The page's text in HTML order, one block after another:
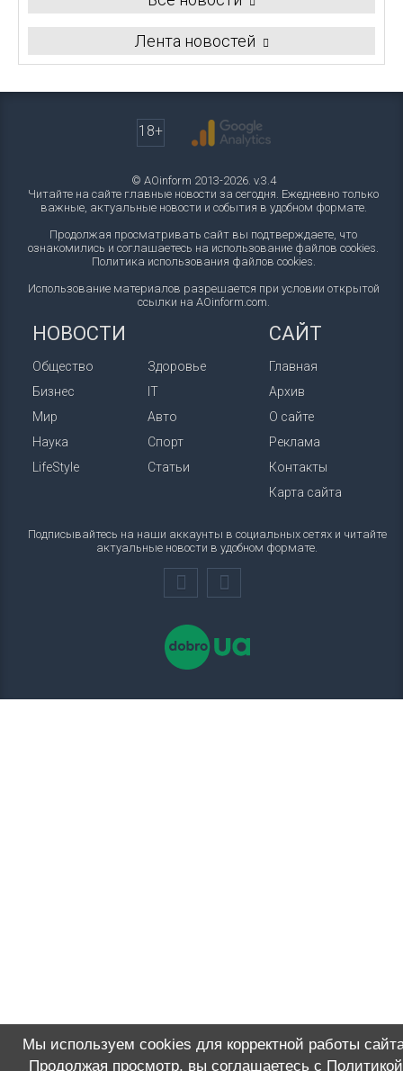
Лента новостей
18+
© AOinform 2013-2026. v.3.4
Читайте на сайте главные новости за сегодня. Ежедневно только
важные, актуальные новости и события в удобном формате.
Продолжая просматривать сайт вы подтверждаете, что
ознакомились и соглашаетесь на использование файлов cookies.
Политика использования файлов cookies.
Использование материалов разрешается при условии открытой
ссылки на AOinform.com.
НОВОСТИ
Общество
Бизнес
Мир
Наука
LifeStyle
Здоровье
IT
Авто
Спорт
Статьи
САЙТ
Главная
Архив
О сайте
Реклама
Контакты
Карта сайта
Подписывайтесь на наши аккаунты в социальных сетях и читайте
актуальные новости в удобном формате.
Мы используем cookies для корректной работы
Продолжая просмотр, вы соглашаетесь с Политикой